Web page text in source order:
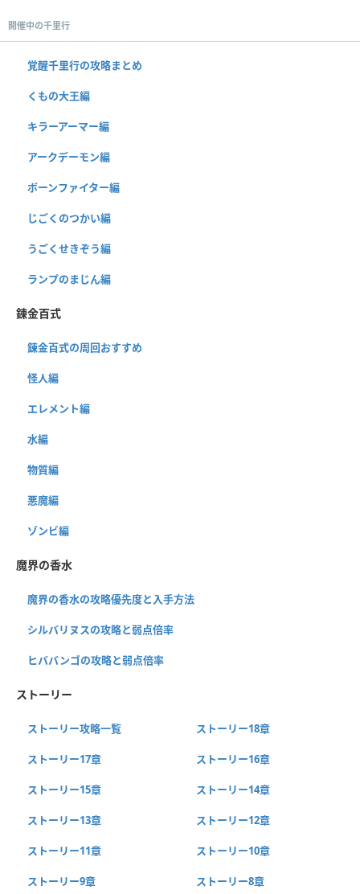
開催中の千里行
覚醒千里行の攻略まとめ
くもの大王編
キラーアーマー編
アークデーモン編
ボーンファイター編
じごくのつかい編
うごくせきぞう編
ランプのまじん編
錬金百式
錬金百式の周回おすすめ
怪人編
エレメント編
水編
物質編
悪魔編
ゾンビ編
魔界の香水
魔界の香水の攻略優先度と入手方法
シルバリヌスの攻略と弱点倍率
ヒババンゴの攻略と弱点倍率
ストーリー
ストーリー攻略一覧 ストーリー18章
ストーリー17章 ストーリー16章
ストーリー15章 ストーリー14章
ストーリー13章 ストーリー12章
ストーリー11章 ストーリー10章
ストーリー9章 ストーリー8章